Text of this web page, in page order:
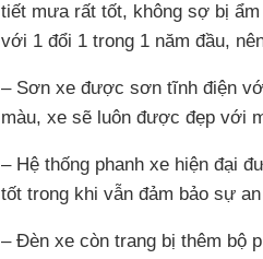
tiết mưa rất tốt, không sợ bị
với 1 đổi 1 trong 1 năm đầu,
– Sơn xe được sơn tĩnh điện
màu, xe sẽ luôn được đẹp với
– Hệ thống phanh xe hiện đại
tốt trong khi vẫn đảm bảo sự
– Đèn xe còn trang bị thêm bộ